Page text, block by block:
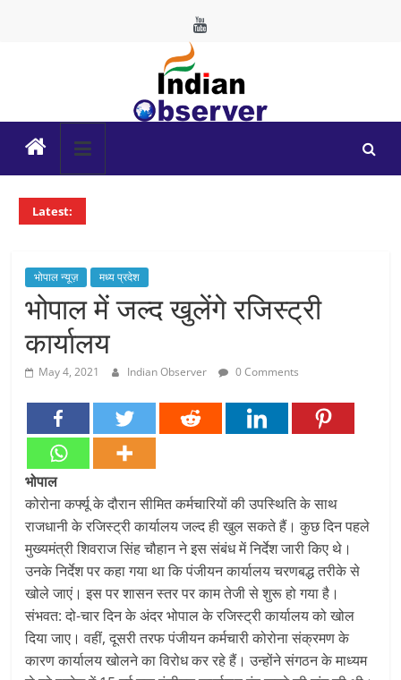
Indian
Observer
News
Latest:
भोपाल न्यूज़ मध्य प्रदेश
भोपाल में जल्द खुलेंगे रजिस्ट्री
कार्यालय
May 4, 2021 Indian Observer 0 Comments
भोपाल
कोरोना कर्फ्यू के दौरान सीमित कर्मचारियों की उपस्थिति के साथ
राजधानी के रजिस्ट्री कार्यालय जल्द ही खुल सकते हैं। कुछ दिन पहले
मुख्यमंत्री शिवराज सिंह चौहान ने इस संबंध में निर्देश जारी किए थे।
उनके निर्देश पर कहा गया था कि पंजीयन कार्यालय चरणबद्ध तरीके से
खोले जाएं। इस पर शासन स्तर पर काम तेजी से शुरू हो गया है।
संभवत: दो-चार दिन के अंदर भोपाल के रजिस्ट्री कार्यालय को खोल
दिया जाए। वहीं, दूसरी तरफ पंजीयन कर्मचारी कोरोना संक्रमण के
कारण कार्यालय खोलने का विरोध कर रहे हैं। उन्होंने संगठन के माध्यम